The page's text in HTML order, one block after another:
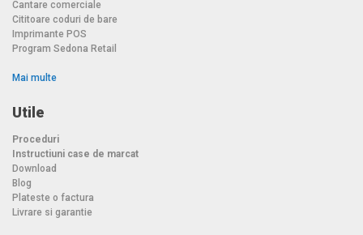
Cantare comerciale
Cititoare coduri de bare
Imprimante POS
Program Sedona Retail
Mai multe
Utile
Proceduri
Instructiuni case de marcat
Download
Blog
Plateste o factura
Livrare si garantie